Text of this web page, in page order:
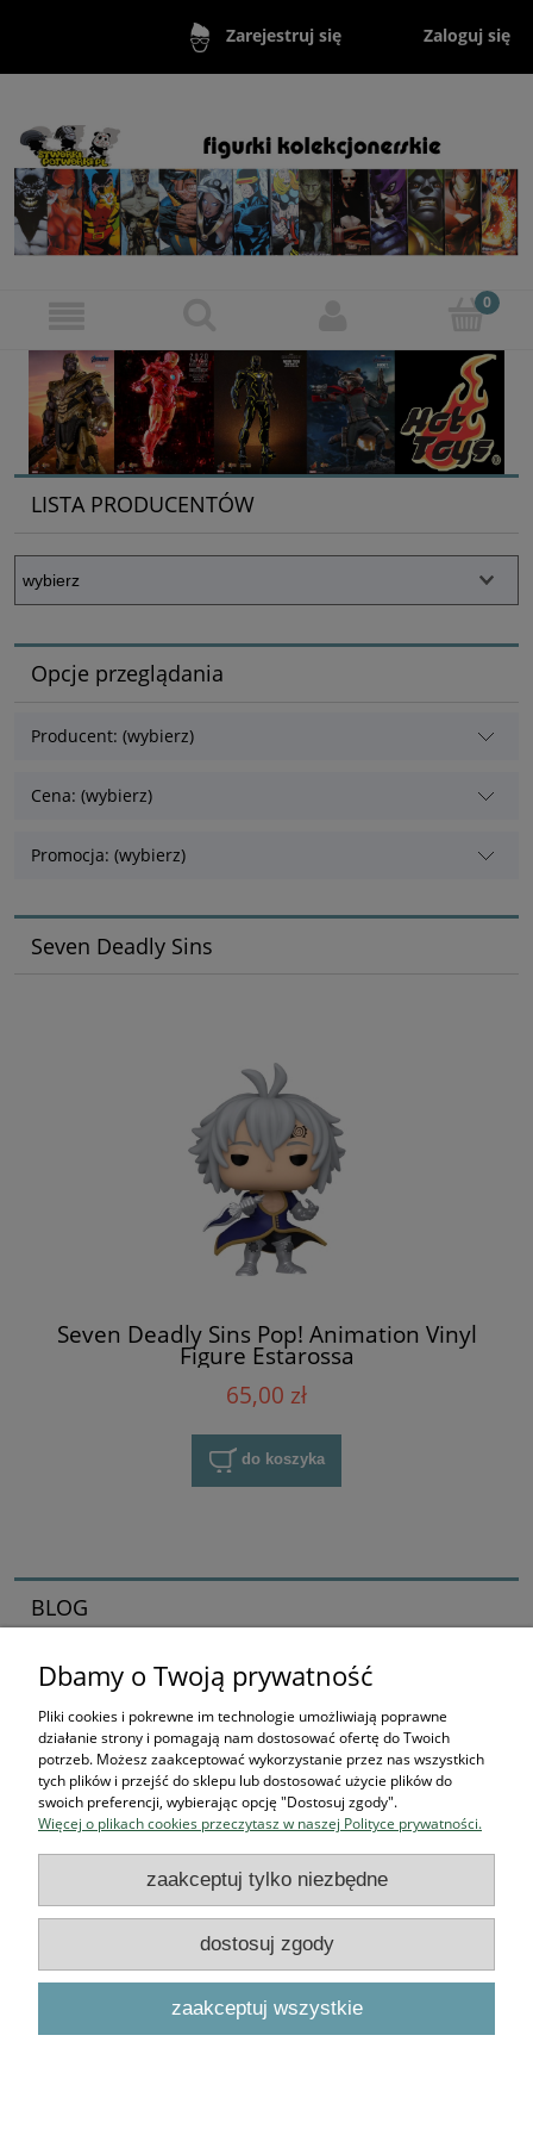
Zarejestruj się Zaloguj się
LISTA PRODUCENTÓW
Opcje przeglądania
Producent: (wybierz)
Cena: (wybierz)
Promocja: (wybierz)
Seven Deadly Sins
Seven Deadly Sins Pop! Animation Vinyl
Figure Estarossa
65,00 zł
do koszyka
BLOG
Zaczynamy kolekcjonerska przygodę
16-04-2026 , Stworek
Jak zacząć kolekcjonować
figurki? Przewodnik dla
przyszłych bohaterów
Podstawowe informacje
O NAS
Dbamy o Twoją prywatność
Pliki cookies i pokrewne im technologie umożliwiają poprawne
działanie strony i pomagają nam dostosować ofertę do Twoich
potrzeb. Możesz zaakceptować wykorzystanie przez nas wszystkich
tych plików i przejść do sklepu lub dostosować użycie plików do
swoich preferencji, wybierając opcję "Dostosuj zgody".
Więcej o plikach cookies przeczytasz w naszej Polityce prywatności.
zaakceptuj tylko niezbędne
dostosuj zgody
zaakceptuj wszystkie